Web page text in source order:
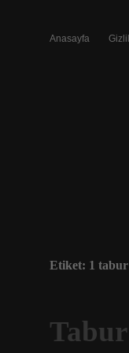
Anasayfa
Etiket: 1